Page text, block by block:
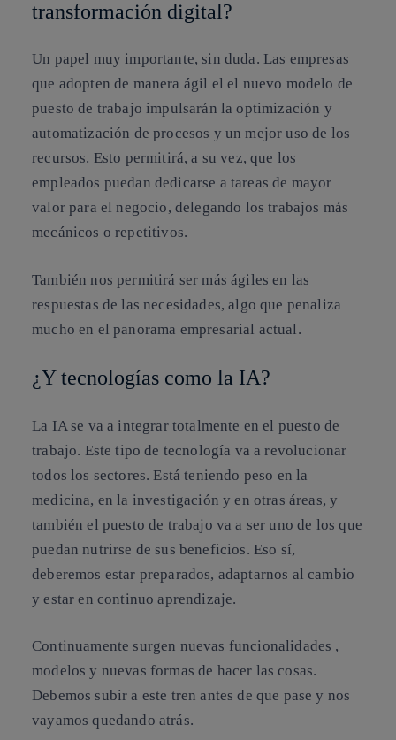
transformación digital?
Un papel muy importante, sin duda. Las empresas
que adopten de manera ágil el el nuevo modelo de
puesto de trabajo impulsarán la optimización y
automatización de procesos y un mejor uso de los
recursos. Esto permitirá, a su vez, que los
empleados puedan dedicarse a tareas de mayor
valor para el negocio, delegando los trabajos más
mecánicos o repetitivos.
También nos permitirá ser más ágiles en las
respuestas de las necesidades, algo que penaliza
mucho en el panorama empresarial actual.
¿Y tecnologías como la IA?
La IA se va a integrar totalmente en el puesto de
trabajo. Este tipo de tecnología va a revolucionar
todos los sectores. Está teniendo peso en la
medicina, en la investigación y en otras áreas, y
también el puesto de trabajo va a ser uno de los que
puedan nutrirse de sus beneficios. Eso sí,
deberemos estar preparados, adaptarnos al cambio
y estar en continuo aprendizaje.
Continuamente surgen nuevas funcionalidades ,
modelos y nuevas formas de hacer las cosas.
Debemos subir a este tren antes de que pase y nos
vayamos quedando atrás.